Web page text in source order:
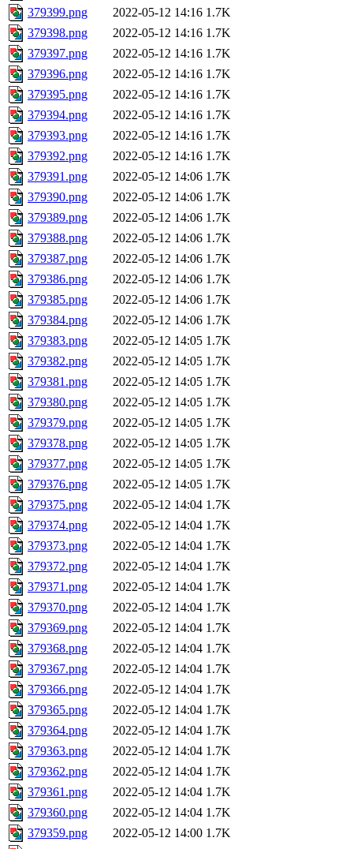
379399.png
2022-05-12 14:16 1.7K
379398.png
2022-05-12 14:16 1.7K
379397.png
2022-05-12 14:16 1.7K
379396.png
2022-05-12 14:16 1.7K
379395.png
2022-05-12 14:16 1.7K
379394.png
2022-05-12 14:16 1.7K
379393.png
2022-05-12 14:16 1.7K
379392.png
2022-05-12 14:16 1.7K
379391.png
2022-05-12 14:06 1.7K
379390.png
2022-05-12 14:06 1.7K
379389.png
2022-05-12 14:06 1.7K
379388.png
2022-05-12 14:06 1.7K
379387.png
2022-05-12 14:06 1.7K
379386.png
2022-05-12 14:06 1.7K
379385.png
2022-05-12 14:06 1.7K
379384.png
2022-05-12 14:06 1.7K
379383.png
2022-05-12 14:05 1.7K
379382.png
2022-05-12 14:05 1.7K
379381.png
2022-05-12 14:05 1.7K
379380.png
2022-05-12 14:05 1.7K
379379.png
2022-05-12 14:05 1.7K
379378.png
2022-05-12 14:05 1.7K
379377.png
2022-05-12 14:05 1.7K
379376.png
2022-05-12 14:05 1.7K
379375.png
2022-05-12 14:04 1.7K
379374.png
2022-05-12 14:04 1.7K
379373.png
2022-05-12 14:04 1.7K
379372.png
2022-05-12 14:04 1.7K
379371.png
2022-05-12 14:04 1.7K
379370.png
2022-05-12 14:04 1.7K
379369.png
2022-05-12 14:04 1.7K
379368.png
2022-05-12 14:04 1.7K
379367.png
2022-05-12 14:04 1.7K
379366.png
2022-05-12 14:04 1.7K
379365.png
2022-05-12 14:04 1.7K
379364.png
2022-05-12 14:04 1.7K
379363.png
2022-05-12 14:04 1.7K
379362.png
2022-05-12 14:04 1.7K
379361.png
2022-05-12 14:04 1.7K
379360.png
2022-05-12 14:04 1.7K
379359.png
2022-05-12 14:00 1.7K